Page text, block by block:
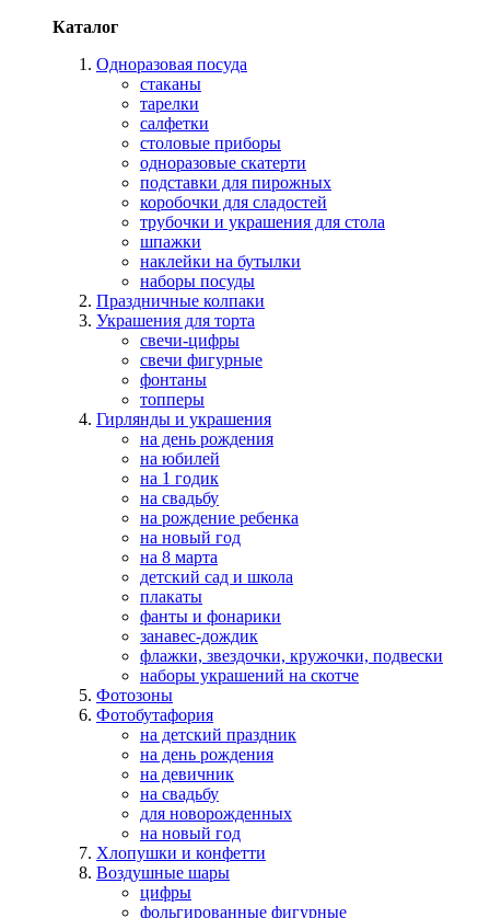
Каталог
Одноразовая посуда
стаканы
тарелки
салфетки
столовые приборы
одноразовые скатерти
подставки для пирожных
коробочки для сладостей
трубочки и украшения для стола
шпажки
наклейки на бутылки
наборы посуды
Праздничные колпаки
Украшения для торта
свечи-цифры
свечи фигурные
фонтаны
топперы
Гирлянды и украшения
на день рождения
на юбилей
на 1 годик
на свадьбу
на рождение ребенка
на новый год
на 8 марта
детский сад и школа
плакаты
фанты и фонарики
занавес-дождик
флажки, звездочки, кружочки, подвески
наборы украшений на скотче
Фотозоны
Фотобутафория
на детский праздник
на день рождения
на девичник
на свадьбу
для новорожденных
на новый год
Хлопушки и конфетти
Воздушные шары
цифры
фольгированные фигурные